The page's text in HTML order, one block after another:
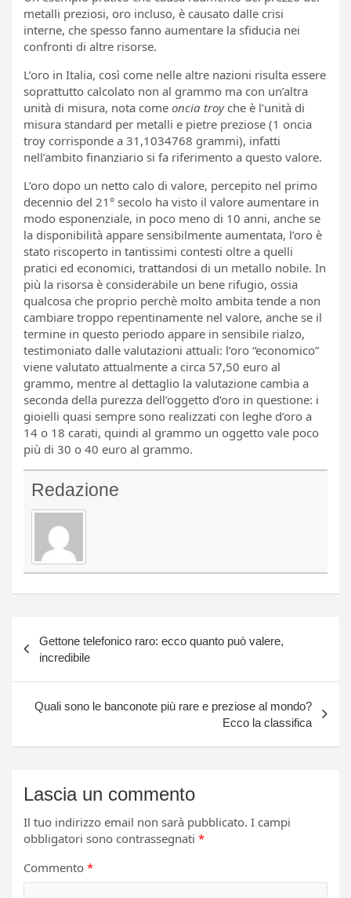
metalli preziosi, oro incluso, è causato dalle crisi
interne, che spesso fanno aumentare la sfiducia nei
confronti di altre risorse.
L’oro in Italia, così come nelle altre nazioni risulta essere
soprattutto calcolato non al grammo ma con un’altra
unità di misura, nota come oncia troyche è l’unità di
misura standard per metalli e pietre preziose (1 oncia
troy corrisponde a 31,1034768 grammi), infatti
nell’ambito finanziario si fa riferimento a questo valore.
L’oro dopo un netto calo di valore, percepito nel primo
decennio del 21° secolo ha visto il valore aumentare in
modo esponenziale, in poco meno di 10 anni, anche se
la disponibilità appare sensibilmente aumentata, l’oro è
stato riscoperto in tantissimi contesti oltre a quelli
pratici ed economici, trattandosi di un metallo nobile. In
più la risorsa è considerabile un bene rifugio, ossia
qualcosa che proprio perchè molto ambita tende a non
cambiare troppo repentinamente nel valore, anche se il
termine in questo periodo appare in sensibile rialzo,
testimoniato dalle valutazioni attuali: l’oro “economico”
viene valutato attualmente a circa 57,50 euro al
grammo, mentre al dettaglio la valutazione cambia a
seconda della purezza dell’oggetto d’oro in questione: i
gioielli quasi sempre sono realizzati con leghe d’oro a
14 o 18 carati, quindi al grammo un oggetto vale poco
più di 30 o 40 euro al grammo.
Redazione
articoli
Gettone telefonico raro: ecco quanto può valere,
incredibile
Quali sono le banconote più rare e preziose al mondo?
Ecco la classifica
Lascia un commento
Il tuo indirizzo email non sarà pubblicato. I campi
obbligatori sono contrassegnati *
Commento *